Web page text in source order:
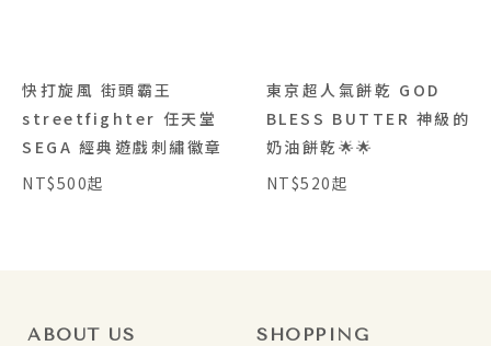
快打旋風 街頭霸王
streetfighter 任天堂
SEGA 經典遊戲刺繡徽章
NT$500起
東京超人氣餅乾 GOD
BLESS BUTTER 神級的
奶油餅乾🌟🌟
NT$520起
ABOUT US SHOPPING